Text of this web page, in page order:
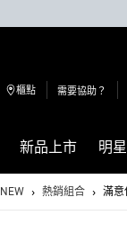
櫃點 需要協助？
新品上市 明
NEW 熱銷組合 滿意